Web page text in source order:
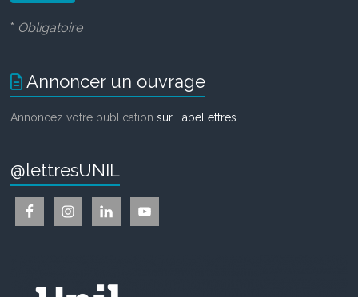
* Obligatoire
Annoncer un ouvrage
Annoncez votre publicationsur LabeLettres
@lettresUNIL